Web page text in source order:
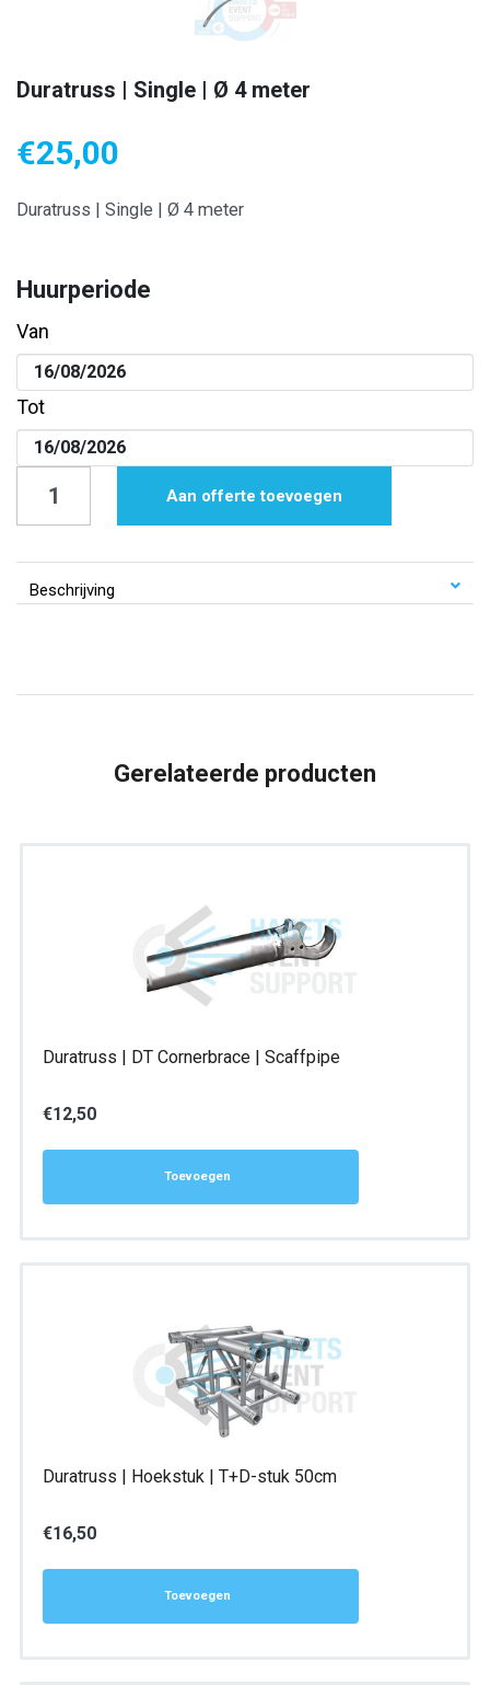
Duratruss | Single | Ø 4 meter
€25,00
Duratruss | Single | Ø 4 meter
Huurperiode
Van
Tot
Ø
Aan offerte toevoegen
Beschrijving
Gerelateerde producten
Duratruss | DT Cornerbrace | Scaffpipe
€12,50
Toevoegen
Duratruss | Hoekstuk | T+D-stuk 50cm
€16,50
Toevoegen